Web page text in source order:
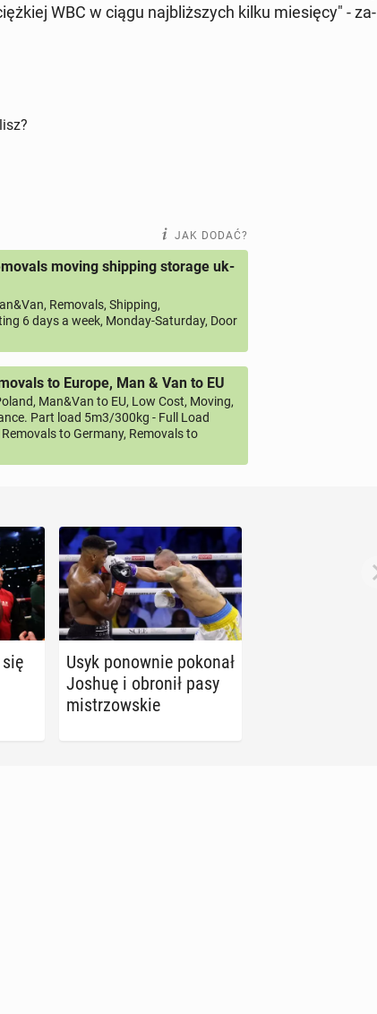
WBC w ciągu naj­bliż­szych kilku mie­się­cy" - za­
JAK DODAĆ?
moving shipping storage uk-
Removals, Shipping,
6 days a week, Monday-Saturday, Door
to Europe, Man & Van to EU
Man&Van to EU, Low Cost, Moving,
Part load 5m3/300kg - Full Load
to Germany, Removals to
Usyk po­now­nie pokonał
Joshuę i obronił pasy
mi­strzow­skie